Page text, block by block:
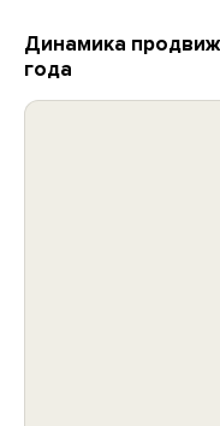
Динамика
года